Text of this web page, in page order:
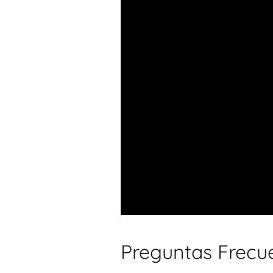
Preguntas